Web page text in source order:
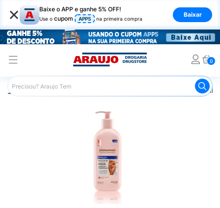
× Baixe o APP e ganhe 5% OFF!
Use o cupom APP5 na primeira compra
Baixar
0
Araujo Beleza e Cuidados